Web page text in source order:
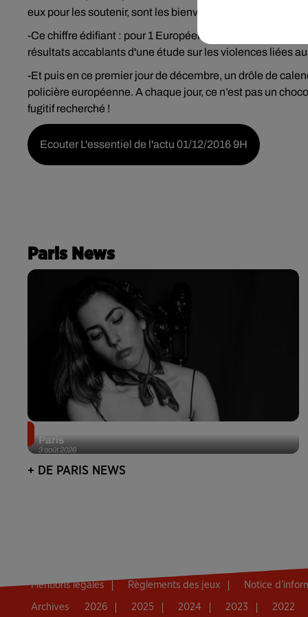
eux pour les soutenir, sont les bienvenus, moyennant une
-Ce chiffre édifiant : pour 1 Européen sur quatre, le viol
résultats accablants d'une étude sur les violences liées
-Et puis en ce premier jour de décembre, un drôle de
policière européenne. A chaque jour, ce n’est pas un
fugitif recherché !
Ecouter L'essentiel de l'actu 01/12/2016 9H
Paris News
3 août 2026
Paris
+ DE PARIS NEWS
Mentions légales Règlements des jeux Notice
Archives 2026 2025 2024 2023 2022